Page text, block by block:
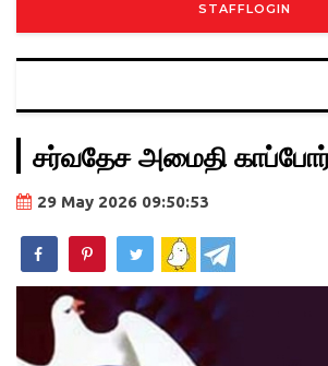
STAFFLOGIN
சர்வதேச அமைதி
29 May 2026 09:50:53